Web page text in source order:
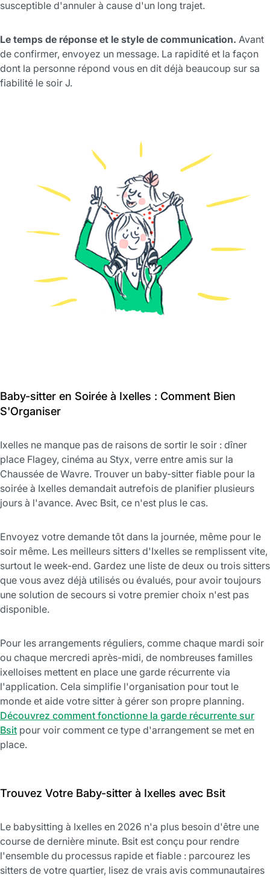
susceptible d'annuler à cause d'un long trajet.
Le temps de réponse et le style de communication. Avant
de confirmer, envoyez un message. La rapidité et la façon
dont la personne répond vous en dit déjà beaucoup sur sa
fiabilité le soir J.
Baby-sitter en Soirée à Ixelles : Comment Bien
S'Organiser
Ixelles ne manque pas de raisons de sortir le soir : dîner
place Flagey, cinéma au Styx, verre entre amis sur la
Chaussée de Wavre. Trouver un baby-sitter fiable pour la
soirée à Ixelles demandait autrefois de planifier plusieurs
jours à l'avance. Avec Bsit, ce n'est plus le cas.
Envoyez votre demande tôt dans la journée, même pour le
soir même. Les meilleurs sitters d'Ixelles se remplissent vite,
surtout le week-end. Gardez une liste de deux ou trois sitters
que vous avez déjà utilisés ou évalués, pour avoir toujours
une solution de secours si votre premier choix n'est pas
disponible.
Pour les arrangements réguliers, comme chaque mardi soir
ou chaque mercredi après-midi, de nombreuses familles
ixelloises mettent en place une garde récurrente via
l'application. Cela simplifie l'organisation pour tout le
monde et aide votre sitter à gérer son propre planning.
Découvrez comment fonctionne la garde récurrente sur
Bsit pour voir comment ce type d'arrangement se met en
place.
Trouvez Votre Baby-sitter à Ixelles avec Bsit
Le babysitting à Ixelles en 2026 n'a plus besoin d'être une
course de dernière minute. Bsit est conçu pour rendre
l'ensemble du processus rapide et fiable : parcourez les
sitters de votre quartier, lisez de vrais avis communautaires